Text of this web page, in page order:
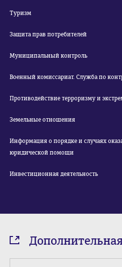
Туризм
Защита прав потребителей
Муниципальный контроль
Военный комиссариат. Служба по
Противодействие терроризму и
Земельные отношения
Информация о порядке и случаях
юридической помощи
Инвестиционная деятельность